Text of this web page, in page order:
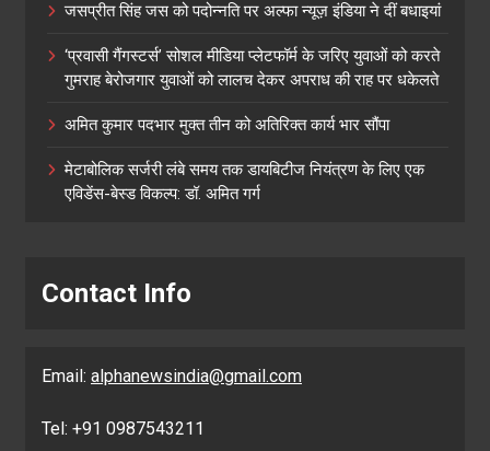
जसप्रीत सिंह जस को पदोन्नति पर अल्फा न्यूज़ इंडिया ने दीं बधाइयां
‘प्रवासी गैंगस्टर्स’ सोशल मीडिया प्लेटफॉर्म के जरिए युवाओं को करते
गुमराह बेरोजगार युवाओं को लालच देकर अपराध की राह पर धकेलते
अमित कुमार पदभार मुक्त तीन को अतिरिक्त कार्य भार सौंपा
मेटाबोलिक सर्जरी लंबे समय तक डायबिटीज नियंत्रण के लिए एक
एविडेंस-बेस्ड विकल्प: डॉ. अमित गर्ग
Contact Info
Email: alphanewsindia@gmail.com
Tel: +91 0987543211